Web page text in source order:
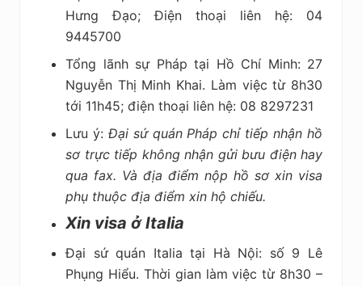
Hưng Đạo; Điện thoại liên hệ: 04
9445700
Tổng lãnh sự Pháp tại Hồ Chí Minh: 27
Nguyễn Thị Minh Khai. Làm việc từ 8h30
tới 11h45; điện thoại liên hệ: 08 8297231
Lưu ý: Đại sứ quán Pháp chỉ tiếp nhận hồ
sơ trực tiếp không nhận gửi bưu điện hay
qua fax. Và địa điểm nộp hồ sơ xin visa
phụ thuộc địa điểm xin hộ chiếu.
Xin visa ở Italia
Đại sứ quán Italia tại Hà Nội: số 9 Lê
Phụng Hiểu. Thời gian làm việc từ 8h30 –